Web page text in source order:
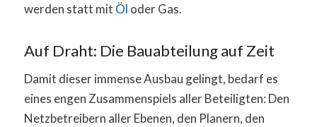
werden statt mit Öl oder Gas.
Auf Draht: Die Bauabteilung auf Zeit
Damit dieser immense Ausbau gelingt, bedarf es
eines engen Zusammenspiels aller Beteiligten: Den
Netzbetreibern aller Ebenen, den Planern, den